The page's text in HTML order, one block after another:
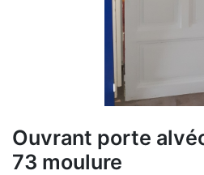
Ouvrant porte
73 moulure